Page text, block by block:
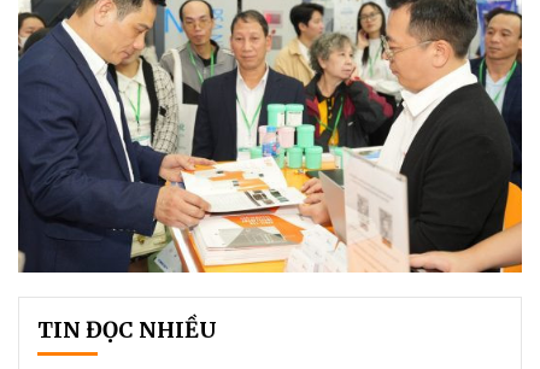
TIN ĐỌC NHIỀU